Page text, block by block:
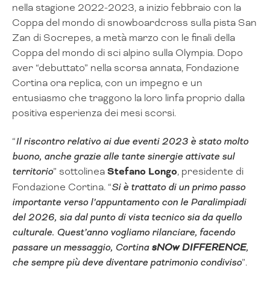
nella stagione 2022-2023, a inizio febbraio con la
Coppa del mondo di snowboardcross sulla pista San
Zan di Socrepes, a metà marzo con le finali della
Coppa del mondo di sci alpino sulla Olympia. Dopo
aver “debuttato” nella scorsa annata, Fondazione
Cortina ora replica, con un impegno e un
entusiasmo che traggono la loro linfa proprio dalla
positiva esperienza dei mesi scorsi.
“Il riscontro relativo ai due eventi 2023 è stato molto
buono, anche grazie alle tante sinergie attivate sul
territorio” sottolineaStefano Longo, presidente di
Fondazione Cortina. “Si è trattato di un primo passo
importante verso l’appuntamento con le Paralimpiadi
del 2026, sia dal punto di vista tecnico sia da quello
culturale. Quest’anno vogliamo rilanciare, facendo
passare un messaggio, CortinasNOw DIFFERENCE,
che sempre più deve diventare patrimonio condiviso”.